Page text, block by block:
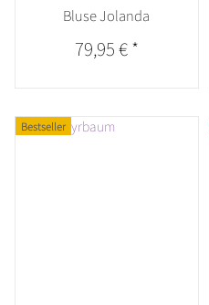
Bluse Jolanda
79,95 €*
Bestseller